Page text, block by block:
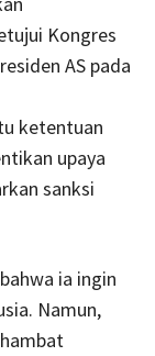
Kongres
AS pada
ketentuan
upaya
sanksi
ia ingin
Namun,